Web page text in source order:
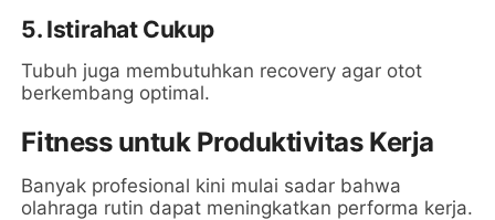
5. Istirahat Cukup
Tubuh juga membutuhkan recovery agar otot
berkembang optimal.
Fitness untuk Produktivitas Kerja
Banyak profesional kini mulai sadar bahwa
olahraga rutin dapat meningkatkan performa kerja.